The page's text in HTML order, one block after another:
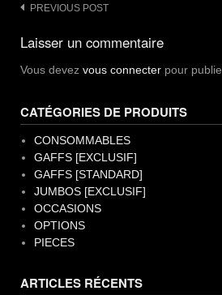
Post
navigation
PREVIOUS POST
Laisser un commentaire
Vous devez vous connecter pour
CATÉGORIES DE PRODUITS
CONSOMMABLES
GAFFS [EXCLUSIF]
GAFFS [STANDARD]
JUMBOS [EXCLUSIF]
OCCASIONS
OPTIONS
PIECES
ARTICLES RÉCENTS